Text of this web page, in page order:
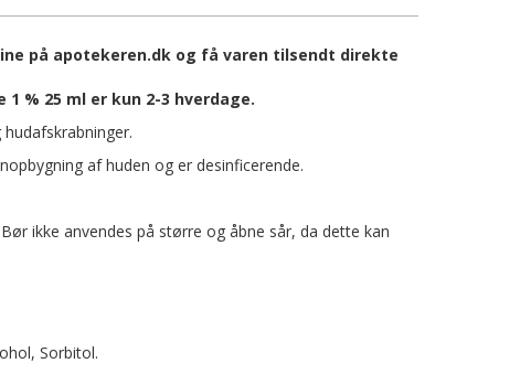
på apotekeren.dk og få varen tilsendt direkte
% 25 ml er kun 2-3 hverdage.
af huden og er desinficerende.
ikke anvendes på større og åbne sår, da dette kan
Sorbitol.